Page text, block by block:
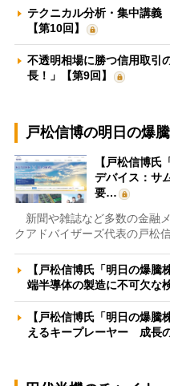
テクニカル分析・集中講義
【第10回】
不透明相場に勝つ信用取
長！」【第9回】
戸松信博の明日の爆
【戸松信博氏
デバイス：サ
要…
新聞や雑誌など多数の金融
クアドバイザーズ代表の戸松
【戸松信博氏「明日の爆
端半導体の製造に不可欠な
【戸松信博氏「明日の爆
えるキープレーヤー 成長